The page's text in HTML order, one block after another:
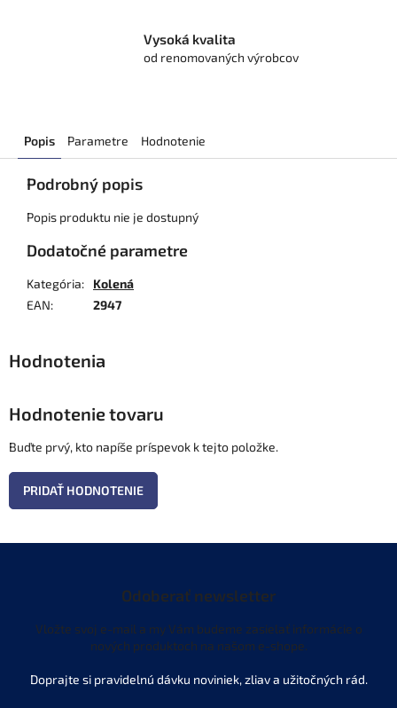
Vysoká kvalita
od renomovaných výrobcov
Popis Parametre Hodnotenie
Podrobný popis
Popis produktu nie je dostupný
Dodatočné parametre
Kategória:
Kolená
EAN: 2947
Hodnotenie tovaru
Buďte prvý, kto napíše príspevok k tejto položke.
PRIDAŤ HODNOTENIE
Odoberať newsletter
Vložte svoj e-mail a my Vám budeme zasielať informácie o
nových produktoch na našom e-shope.